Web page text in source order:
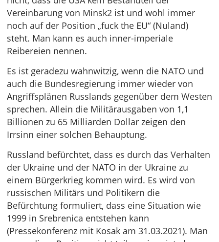
Vereinbarung von Minsk2 ist und wohl immer
noch auf der Position „fuck the EU“ (Nuland)
steht. Man kann es auch inner-imperiale
Reibereien nennen.
Es ist geradezu wahnwitzig, wenn die NATO und
auch die Bundesregierung immer wieder von
Angriffsplänen Russlands gegenüber dem Westen
sprechen. Allein die Militärausgaben von 1,1
Billionen zu 65 Milliarden Dollar zeigen den
Irrsinn einer solchen Behauptung.
Russland befürchtet, dass es durch das Verhalten
der Ukraine und der NATO in der Ukraine zu
einem Bürgerkrieg kommen wird. Es wird von
russischen Militärs und Politikern die
Befürchtung formuliert, dass eine Situation wie
1999 in Srebrenica entstehen kann
(Pressekonferenz mit Kosak am 31.03.2021). Man